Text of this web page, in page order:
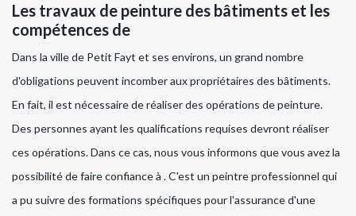
Les travaux de peinture des bâtiments et les
compétences de
Dans la ville de Petit Fayt et ses environs, un grand nombre
d'obligations peuvent incomber aux propriétaires des bâtiments.
En fait, il est nécessaire de réaliser des opérations de peinture.
Des personnes ayant les qualifications requises devront réaliser
ces opérations. Dans ce cas, nous vous informons que vous avez la
possibilité de faire confiance à . C'est un peintre professionnel qui
a pu suivre des formations spécifiques pour l'assurance d'une